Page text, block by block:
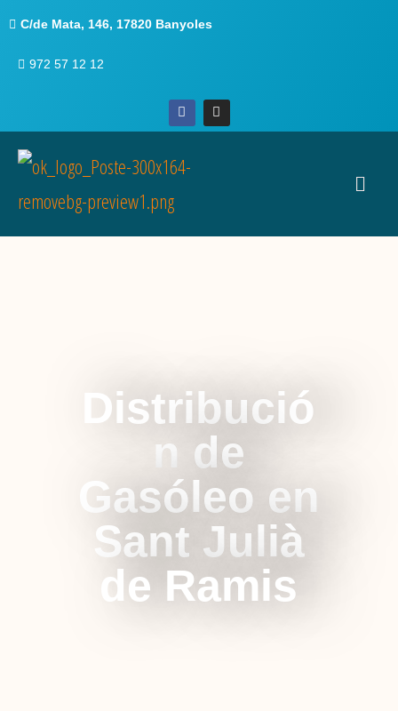
C/de Mata, 146, 17820 Banyoles
972 57 12 12
Distribució
n de
Gasóleo en
Sant Julià
de Ramis